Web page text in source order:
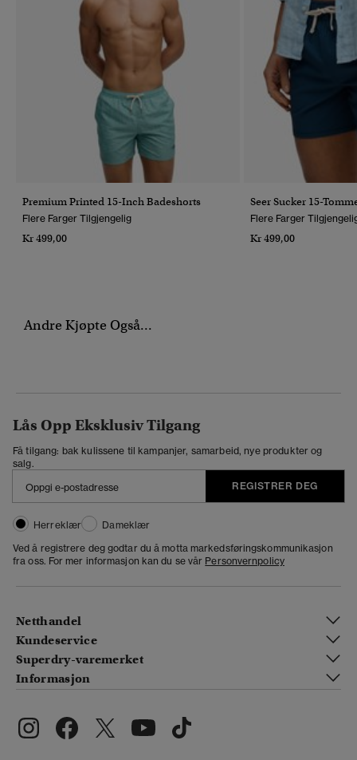
Premium Printed 15-Inch Badeshorts
Flere Farger Tilgjengelig
Kr 499,00
Seer Sucker 15-
Flere Farger
Kr 499,00
Andre Kjøpte Også...
Lås Opp Eksklusiv Tilgang
Få tilgang: bak kulissene til kampanjer, samarbeid, nye produkter og
salg.
REGISTRER DEG
Herreklær
Dameklær
Ved å registrere deg godtar du å motta markedsføringskommunikasjon
fra oss. For mer informasjon kan du se vår Personvernpolicy
Netthandel
Kundeservice
Superdry-varemerket
Informasjon